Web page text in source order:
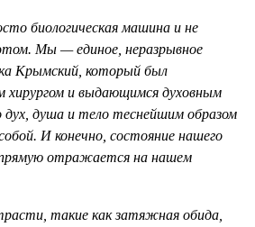
биологическая машина и не
Мы — единое, неразрывное
Крымский, который был
хирургом и выдающимся духовным
дух, душа и тело теснейшим образом
И конечно, состояние нашего
отражается на нашем
такие как затяжная обида,